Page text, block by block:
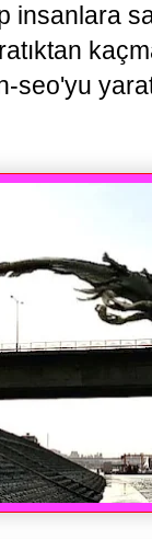
insanlara
seo'yu